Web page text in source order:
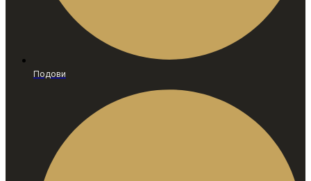
Подови